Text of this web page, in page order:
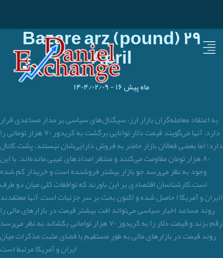
Bazare arz (pound) ۲۹
April
۱۴۰۴/۰۲/۰۹- ۱۶ ماه پیش
به اعتقاد معامله‌گران بازار ارز، سیگنال‌های سیاسی بر مدار مساعدی قرار
دارد. آنها می‌گویند قیمت دلار توانایی برگشت به کریدور ۷۰ هزار تومانی را
دارد؛ اما بعضی فعالان بازار حاضر به فروش دارایی‌شان نیستند، پشت کانال
۸۰ هزار تومان مقاومت می‌کنند و منتظر امدادهای غیبی مانده‌اند. با این
وجود به نظر می‌رسد جو بازار بیشتر فروشنده است و خریدار کم شده
است.کارشناسان اقتصادی بر این باورند که توافقات کلی میان دو طرف
(ایران و آمریکا) حاصل شده و اکنون بحث بر سر جزئیات است. آنها معتقدند
روند مساعد اخبار سیاسی می‌تواند افت بیشتر قیمت‌ در بازارهای مالی را
رقم بزند و قیمت دلار را به کریدور ۷۰ هزار توامانی بکشاند.به نظر می‌رسد
روند قیمت در بازارهای مالی به طور مستقیم با فضای مثبت مذکرات میان
ایران و آمریکا مرتبط است